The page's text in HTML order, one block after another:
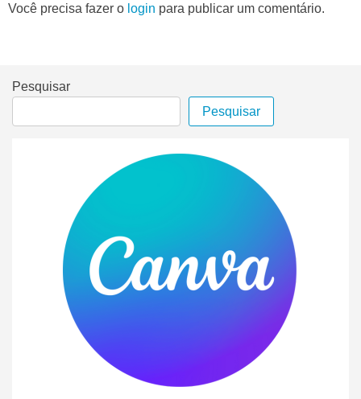
Você precisa fazer o login para publicar um comentário.
Pesquisar
Pesquisar